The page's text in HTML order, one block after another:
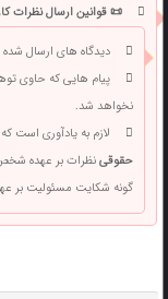
📜 قوانین ارسال نظرات
دیدگاه های ارسال
پیام هایی که حاوی
نخواهد شد.
لازم به یادآوری
حقوقینظرات بر عهده شخص
گونه شکایت مسئولیت بر